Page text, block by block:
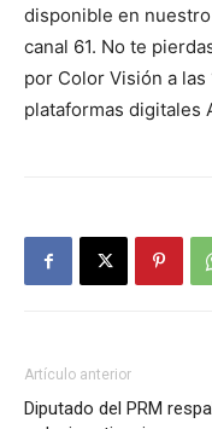
disponible en
canal 61. No te
por Color Visión a las
plataformas digitales
Artículo anterior
Diputado del PRM